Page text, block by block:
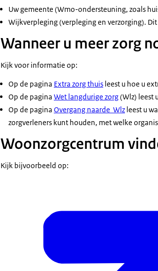
Uw gemeente (Wmo-ondersteuning, zoals
Wijkverpleging (verpleging en verzorging).
Wanneer u meer zorg
Kijk voor informatie op:
Op de pagina Extra zorg thuis leest u hoe u
Op de pagina Wet langdurige zorg(Wlz) leest
Op de pagina Overgang naarde Wlz leest u
zorgverleners kunt houden, met welke
Woonzorgcentrum
Kijk bijvoorbeeld op: